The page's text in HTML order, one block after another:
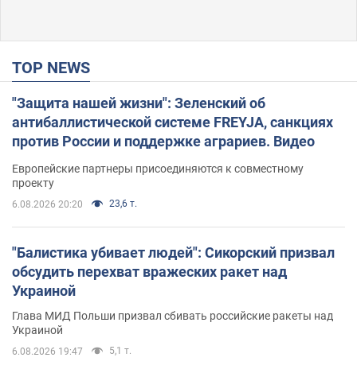
TOP NEWS
"Защита нашей жизни": Зеленский об
антибаллистической системе FREYJA, санкциях
против России и поддержке аграриев. Видео
Европейские партнеры присоединяются к совместному
проекту
6.08.2026 20:20 23,6 т.
"Балистика убивает людей": Сикорский призвал
обсудить перехват вражеских ракет над
Украиной
Глава МИД Польши призвал сбивать российские ракеты над
Украиной
6.08.2026 19:47 5,1 т.